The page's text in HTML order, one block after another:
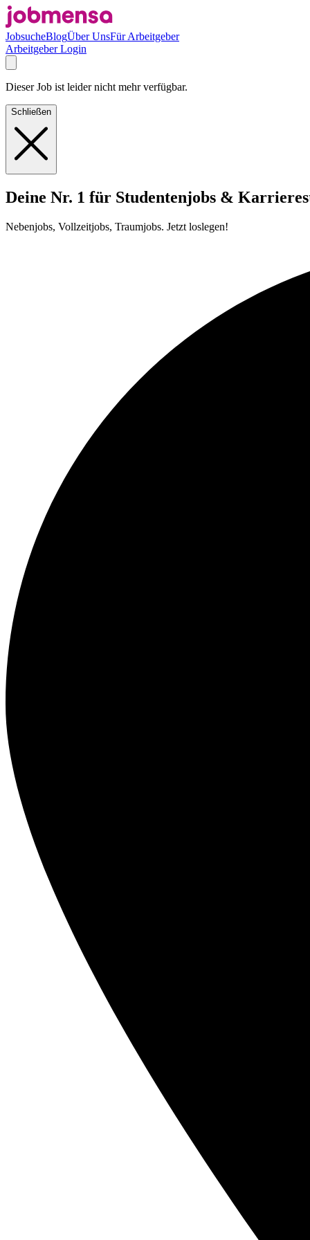
JobsucheBlogÜber UnsFür Arbeitgeber
Arbeitgeber Login
Dieser Job ist leider nicht mehr verfügbar.
Schließen
Deine Nr. 1 für Studentenjobs &
Nebenjobs, Vollzeitjobs, Traumjobs. Jetzt loslegen!